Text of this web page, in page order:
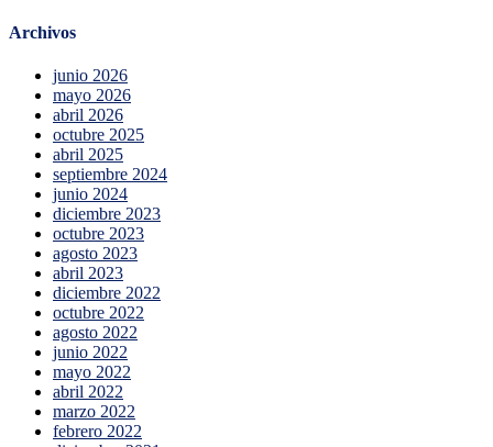
Archivos
junio 2026
mayo 2026
abril 2026
octubre 2025
abril 2025
septiembre 2024
junio 2024
diciembre 2023
octubre 2023
agosto 2023
abril 2023
diciembre 2022
octubre 2022
agosto 2022
junio 2022
mayo 2022
abril 2022
marzo 2022
febrero 2022